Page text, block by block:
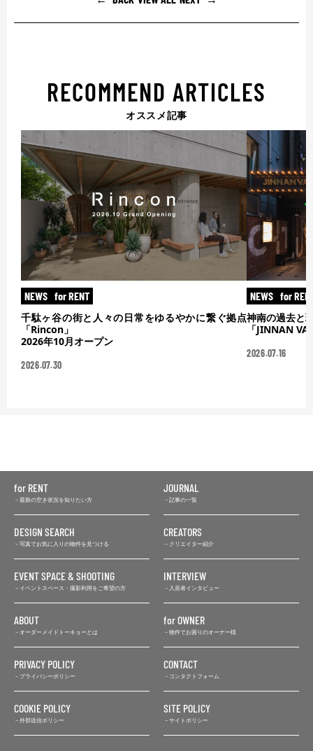
RECOMMEND ARTICLES
オススメ記事
NEWS for RENT
千駄ヶ谷の街と人々の日常をゆるやかに繋ぐ拠点
「Rincon」
2026年10月オープン
2026.07.30
NEWS for
神南の過去と
「JINNAN
2026.07.16
for RENT
最新の空き状況を知りたい方
JOURNAL
記事の一覧
DESIGN SEARCH
写真でお気に入りの物件を見つける
CREATORS
クリエイター紹介
EVENT SPACE & SHOOTING
イベントスペース・撮影利用をご希望の方
INTERVIEW
入居者インタビュー
ABOUT
オーダーメイドトーキョーとは
for OWNER
物件でお困りのオーナー様
PRIVACY POLICY
プライバシーポリシー
CONTACT
コンタクトフォーム
COOKIE POLICY
外部送信ポリシー
SITE POLICY
サイトポリシー